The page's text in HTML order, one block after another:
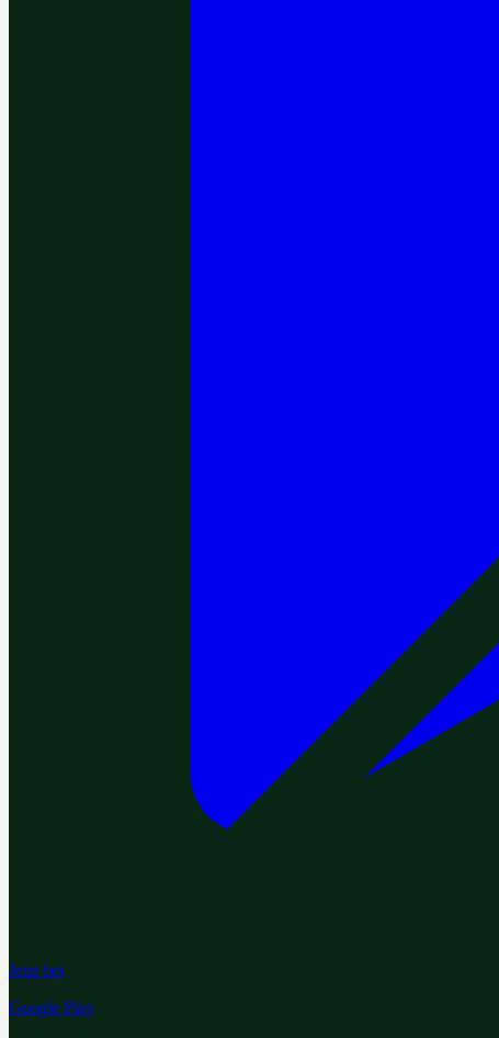
Jetzt bei
Google Play